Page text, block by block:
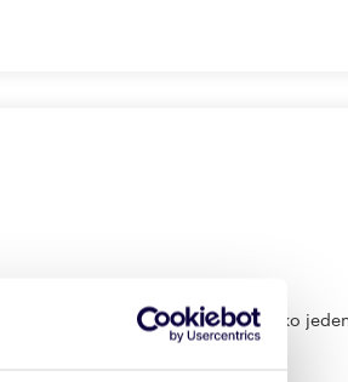
do Klienta. Obejmuje tylko